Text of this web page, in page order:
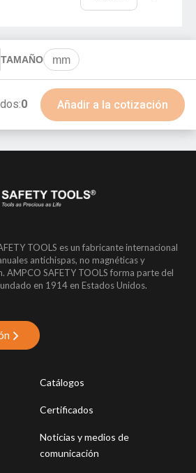
TAMAÑO mm
0 Añadir a la cotización
TOOLS es un fabricante internacional
antichispas, no magnéticas y
AMPCO SAFETY TOOLS forma parte del
en 1914 en Estados Unidos.
Catálogos
Certificados
Noticias y medios de
comunicación